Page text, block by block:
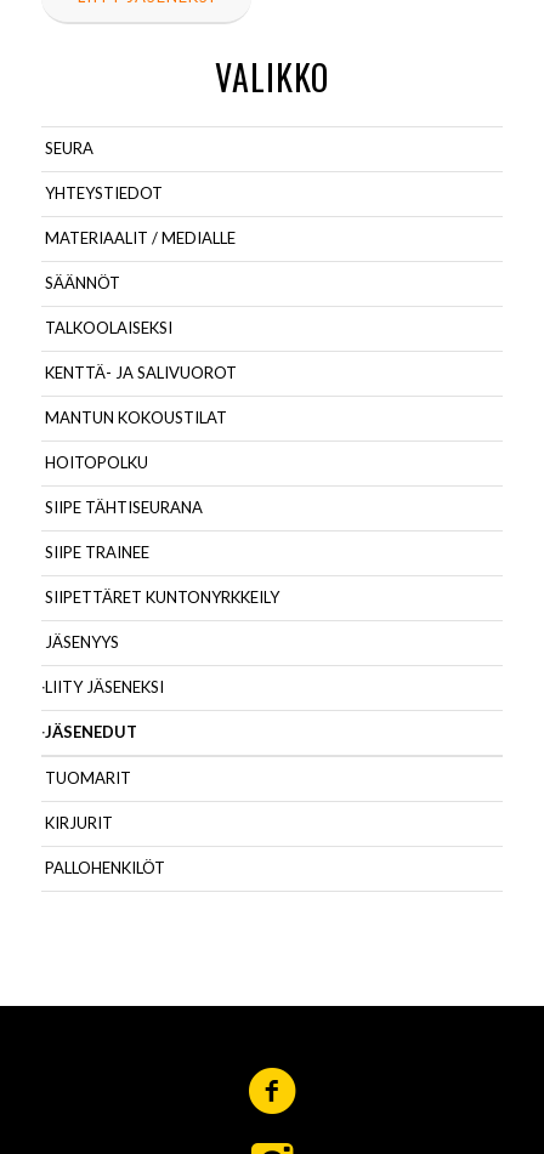
VALIKKO
SEURA
YHTEYSTIEDOT
MATERIAALIT / MEDIALLE
SÄÄNNÖT
TALKOOLAISEKSI
KENTTÄ- JA SALIVUOROT
MANTUN KOKOUSTILAT
HOITOPOLKU
SIIPE TÄHTISEURANA
SIIPE TRAINEE
SIIPETTÄRET KUNTONYRKKEILY
JÄSENYYS
LIITY JÄSENEKSI
JÄSENEDUT
TUOMARIT
KIRJURIT
PALLOHENKILÖT